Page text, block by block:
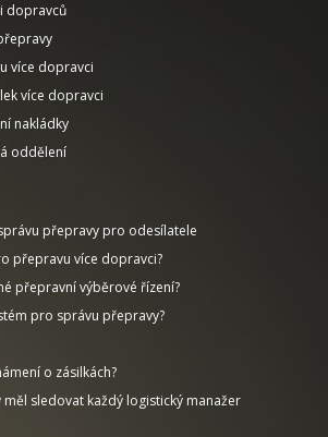
dopravců
více dopravci
více dopravci
nakládky
oddělení
přepravy pro odesílatele
přepravu více dopravci?
přepravní výběrové řízení?
pro správu přepravy?
o zásilkách?
měl sledovat každý logistický manažer